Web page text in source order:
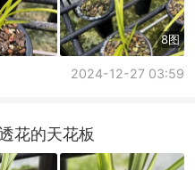
8图
2024-12-27 03:59
花的天花板